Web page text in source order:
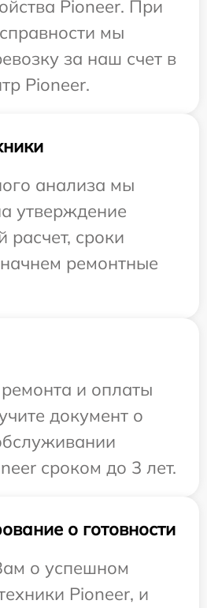
Pioneer. При
мы
за наш счет в
Pioneer.
анализа мы
утверждение
расчет, сроки
ремонтные
и оплаты
документ о
сроком до 3 лет.
о готовности
о успешном
Pioneer, и